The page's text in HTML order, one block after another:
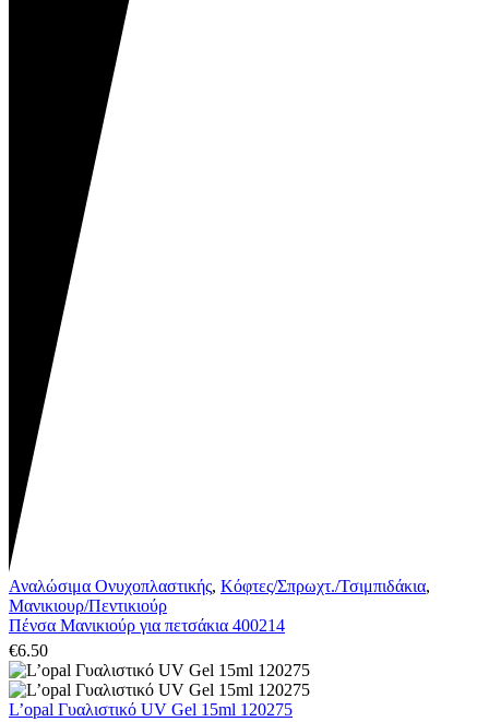
Αναλώσιμα Ονυχοπλαστικής, Κόφτες/Σπρωχτ./Τσιμπιδάκια,
Μανικιουρ/Πεντικιούρ
Πένσα Μανικιούρ για πετσάκια 400214
€6.50
L’opal Γυαλιστικό UV Gel 15ml 120275